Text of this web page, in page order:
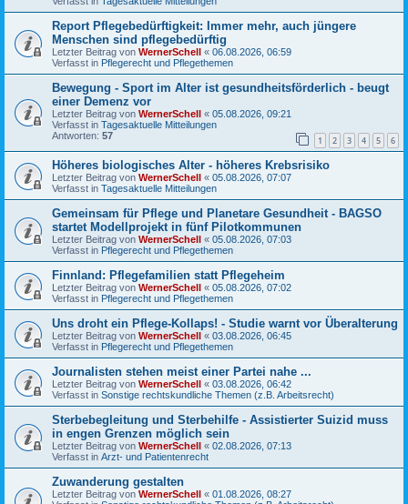
Report Pflegebedürftigkeit: Immer mehr, auch jüngere
Menschen sind pflegebedürftig
Letzter Beitrag von WernerSchell « 06.08.2026, 06:59
Verfasst in Pflegerecht und Pflegethemen
Bewegung - Sport im Alter ist gesundheitsförderlich - beugt
einer Demenz vor
Letzter Beitrag von WernerSchell « 05.08.2026, 09:21
Verfasst in Tagesaktuelle Mitteilungen
Antworten: 57 1 2 3 4 5 6
Höheres biologisches Alter - höheres Krebsrisiko
Letzter Beitrag von WernerSchell « 05.08.2026, 07:07
Verfasst in Tagesaktuelle Mitteilungen
Gemeinsam für Pflege und Planetare Gesundheit - BAGSO
startet Modellprojekt in fünf Pilotkommunen
Letzter Beitrag von WernerSchell « 05.08.2026, 07:03
Verfasst in Pflegerecht und Pflegethemen
Finnland: Pflegefamilien statt Pflegeheim
Letzter Beitrag von WernerSchell « 05.08.2026, 07:02
Verfasst in Pflegerecht und Pflegethemen
Uns droht ein Pflege-Kollaps! - Studie warnt vor Überalterung
Letzter Beitrag von WernerSchell « 03.08.2026, 06:45
Verfasst in Pflegerecht und Pflegethemen
Journalisten stehen meist einer Partei nahe ...
Letzter Beitrag von WernerSchell « 03.08.2026, 06:42
Verfasst in Sonstige rechtskundliche Themen (z.B. Arbeitsrecht)
Sterbebegleitung und Sterbehilfe - Assistierter Suizid muss
in engen Grenzen möglich sein
Letzter Beitrag von WernerSchell « 02.08.2026, 07:13
Verfasst in Arzt- und Patientenrecht
Zuwanderung gestalten
Letzter Beitrag von WernerSchell « 01.08.2026, 08:27